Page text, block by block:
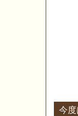
今